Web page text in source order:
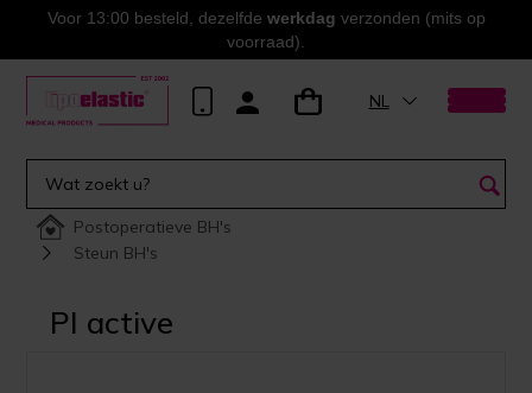
Voor 13:00 besteld, dezelfde werkdag verzonden (mits op
voorraad).
NL
Postoperatieve BH's
Steun BH's
PI active